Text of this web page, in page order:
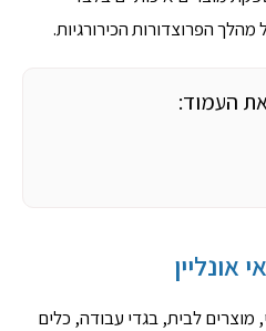
הפרוצדורות הכירורגיות.
העמוד:
אונליין
מוצרים לבית, בגדי עבודה, כלים